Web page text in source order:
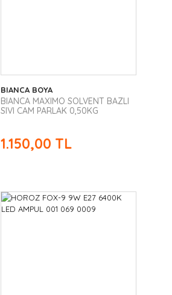
BIANCA BOYA
BIANCA MAXIMO SOLVENT BAZLI
SIVI CAM PARLAK 0,50KG
1.150,00 TL